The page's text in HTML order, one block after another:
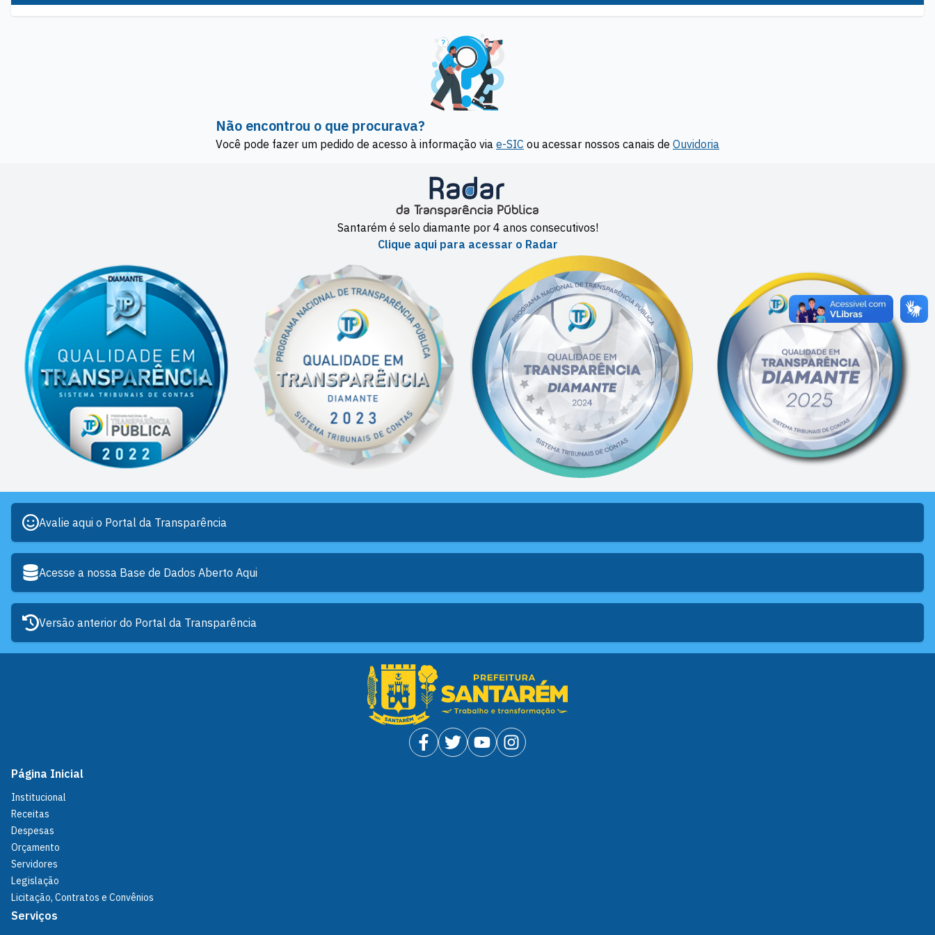
Não encontrou o que procurava?
Você pode fazer um pedido de acesso à informação via e-SIC ou acessar nossos canais de Ouvidoria
Santarém é selo diamante por 4 anos consecutivos!
Clique aqui para acessar o Radar
Avalie aqui o Portal da Transparência
Acesse a nossa Base de Dados Aberto Aqui
Versão anterior do Portal da Transparência
Página Inicial
Institucional
Receitas
Despesas
Orçamento
Servidores
Legislação
Licitação, Contratos e Convênios
Serviços